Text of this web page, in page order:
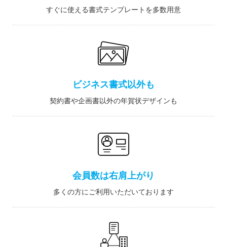
すぐに使える書式テンプレートを多数用意
ビジネス書式以外も
契約書や企画書以外の年賀状デザインも
会員数は右肩上がり
多くの方にご利用いただいております